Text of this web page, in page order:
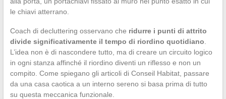
le chiavi atterrano.
Coach di decluttering osservano che ridurre i punti di attrito
divide significativamente il tempo di riordino quotidiano
L’idea non è di nascondere tutto, ma di creare un circuito logico
in ogni stanza affinché il riordino diventi un riflesso e non un
compito. Come spiegano gli articoli di Conseil Habitat, passare
da una casa caotica a un interno sereno si basa prima di tutto
su questa meccanica funzionale.